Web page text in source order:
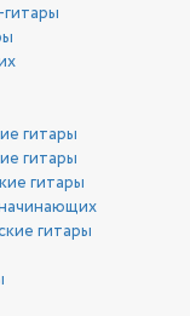
гитары
гитары
гитары
гитары